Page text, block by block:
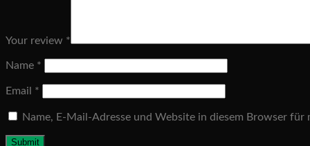
Your review *
Name *
Email *
Name, E-Mail-Adresse und Website in diesem Browser